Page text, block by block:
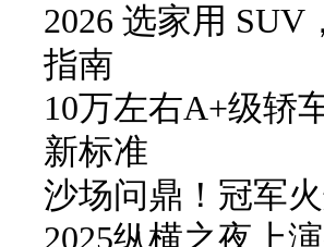
2026 选家用
指南
10万左右A+级轿
新标准
沙场问鼎！冠军
2025纵横之夜上